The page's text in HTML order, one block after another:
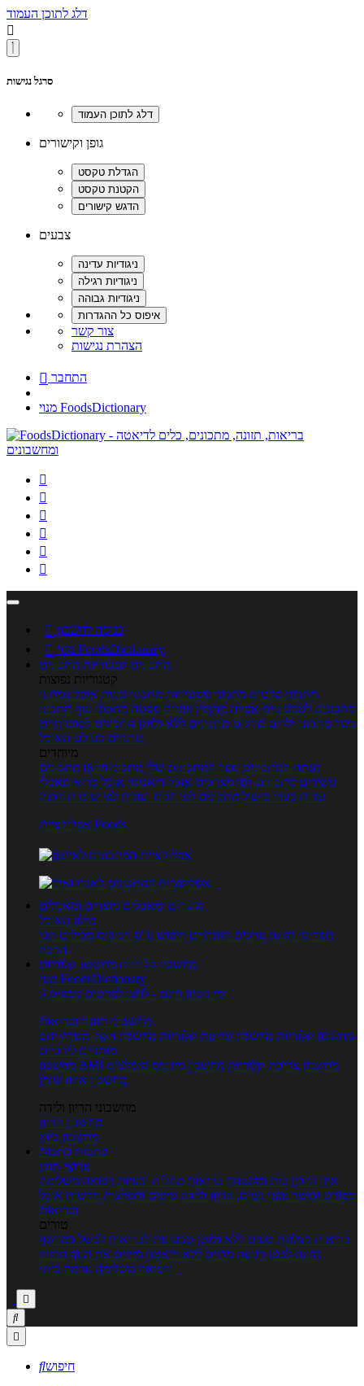
דלג לתוכן העמוד

סרגל נגישות
גופן וקישורים
צבעים
צור קשר
הצהרת נגישות
 התחבר
מנוי FoodsDictionary






 כניסה לחשבון

מנוי FoodsDictionary
מתכונים קטגוריות מתכונים
קטגוריות נפוצות
מתכוני סלטים מתכוני פשטידות מתכוני עוגות אוכל צמחוני
מתכונים לטבעוניים אפייה מוקפץ עוגיות פסטה מתכוני עוף מתכוני
בשר מתכוני ילדים מרקים מתכונים ללא גלוטן מתכונים לסוכרתיים
טרנדים בעולם האוכל
מיוחדים
מנתח המתכונים ספר המתכונים שלי מתכוני וידאו מתכונים
עשירים מתכונים לפי מצרכים אוכל דיאטטי אוכל בריא מאכלי
עדות ספרי בישול מתכונים לפי חגים ועונות לפי שיטות הכנה
אפליקציית Foods
מוצרים ומאכלים מוצרים ומאכלים
מילון האוכל
תפריטי תזונה ערכים תזונתיים חיפוש ע"פ רכיבים מכילים הכי
הרבה
מחשבון קלוריות מחשבון קלוריות
מנוי FoodsDictionary
5 ימי ניסיון חינם - לחצו לפרטים נוספים
מחשבוני תזונה ובריאות
מחשבון קלוריות מחשבון שריפת קלוריות מחשבון דופק מטרה יחס
מותניים לירכיים
מחשבון BMI
מחשבון צריכת קלוריות מחשבון מינונים מומלצים
מחשבון אחוז שומן
מחשבוני הריון ולידה
מחשבון הריון
מחשבון ביוץ
כתבות כתבות
ערוצי תוכן
איך להכין בית ומשפחה בריאות מחלות ובעיות רפואה משלימה
ספורט וכושר גופני נשים, הריון ולידה טיפים והמלצות חדשות אוכל
ובריאות
טורים
בריאות בצלחת טעים ללא גלוטן טבעונות לבריאות לבשל כמו שף
תזונה לבטן רגועה מרזים ללא דיאטה מזיזים את הגוף הרזיה
ורפואה משלימה גורמה ביתי



חיפוש